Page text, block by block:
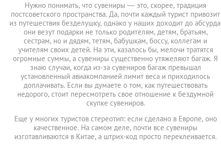
Нужно понимать, что сувениры — это, скорее, традиция
постсоветского пространства. Да, почти каждый турист привозит
из путешествия безделушку, однако у наших доходит до
они везут подарки не только родителям, детям, братьям,
сестрам, но и дядям, тетям, бабушкам, боссу, коллегам и
учителям своих детей. На эти, казалось бы, мелочи тратятся
огромные суммы, а сувениры существенно утяжеляют багаж. Я
знаю случаи, когда из-за сувениров багаж превышал
установленный авиакомпанией лимит веса и приходилось
доплачивать. Если вы думаете о том, как путешествовать
недорого, стоит пересмотреть свое отношение к бездумной
скупке сувениров.
Еще у многих туристов стереотип: если сделано в Европе, оно
качественное. На самом деле, почти все сувениры
изготавливаются в Китае, а штрих-код просто переклеивается.